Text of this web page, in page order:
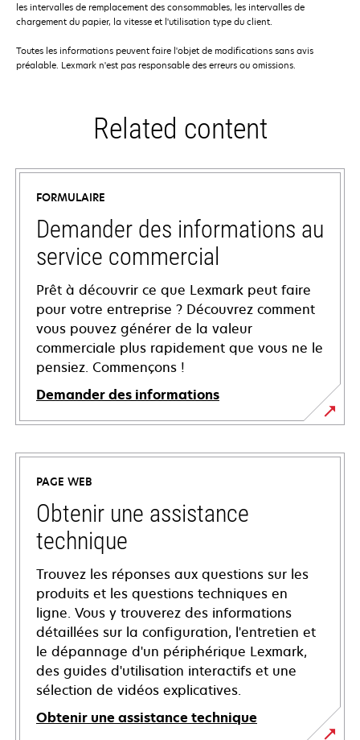
les intervalles de remplacement des consommables, les intervalles de
chargement du papier, la vitesse et l'utilisation type du client.
Toutes les informations peuvent faire l'objet de modifications sans avis
préalable. Lexmark n'est pas responsable des erreurs ou omissions.
Related content
FORMULAIRE
Demander des informations au
service commercial
Prêt à découvrir ce que Lexmark peut faire
pour votre entreprise ? Découvrez comment
vous pouvez générer de la valeur
commerciale plus rapidement que vous ne le
pensiez. Commençons !
Demander des informations
PAGE WEB
Obtenir une assistance
technique
Trouvez les réponses aux questions sur les
produits et les questions techniques en
ligne. Vous y trouverez des informations
détaillées sur la configuration, l'entretien et
le dépannage d'un périphérique Lexmark,
des guides d'utilisation interactifs et une
sélection de vidéos explicatives.
Obtenir une assistance technique